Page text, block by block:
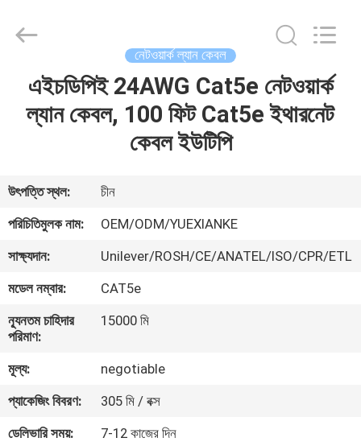
বাড়ি
ভিডিও
সম্পর্কে
কারখানা
মান
নিয়ন্ত্রণ
Industry
Reserved.
নেটওয়ার্ক ল্যান কেবল
এইচডিপিই 24AWG Cat5e নেটওয়ার্ক
ল্যান কেবল, 100 ফিট Cat5e ইথারনেট
কেবল ইউটিপি
উৎপত্তি স্থল:
চীন
পরিচিতিমুলক নাম:
OEM/ODM/YUEXIANKE
সাক্ষ্যদান:
Unilever/ROSH/CE/ANATEL/ISO/CPR/ETL
মডেল নম্বার:
CAT5e
ন্যূনতম চাহিদার
পরিমাণ:
15000 মি
মূল্য:
negotiable
প্যাকেজিং বিবরণ:
305 মি / বক্স
ডেলিভারি সময়:
7-12 কাজের দিন